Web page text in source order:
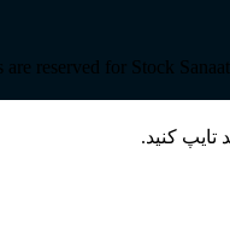
are reserved for Stock
کنید.